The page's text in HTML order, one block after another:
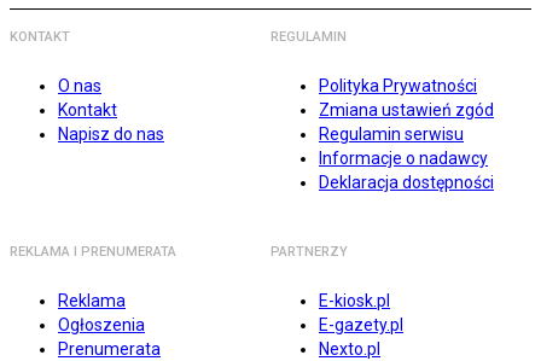
KONTAKT
O nas
Kontakt
Napisz do nas
REGULAMIN
Polityka Prywatności
Zmiana ustawień zgód
Regulamin serwisu
Informacje o nadawcy
Deklaracja dostępności
REKLAMA I PRENUMERATA
Reklama
Ogłoszenia
Prenumerata
PARTNERZY
E-kiosk.pl
E-gazety.pl
Nexto.pl